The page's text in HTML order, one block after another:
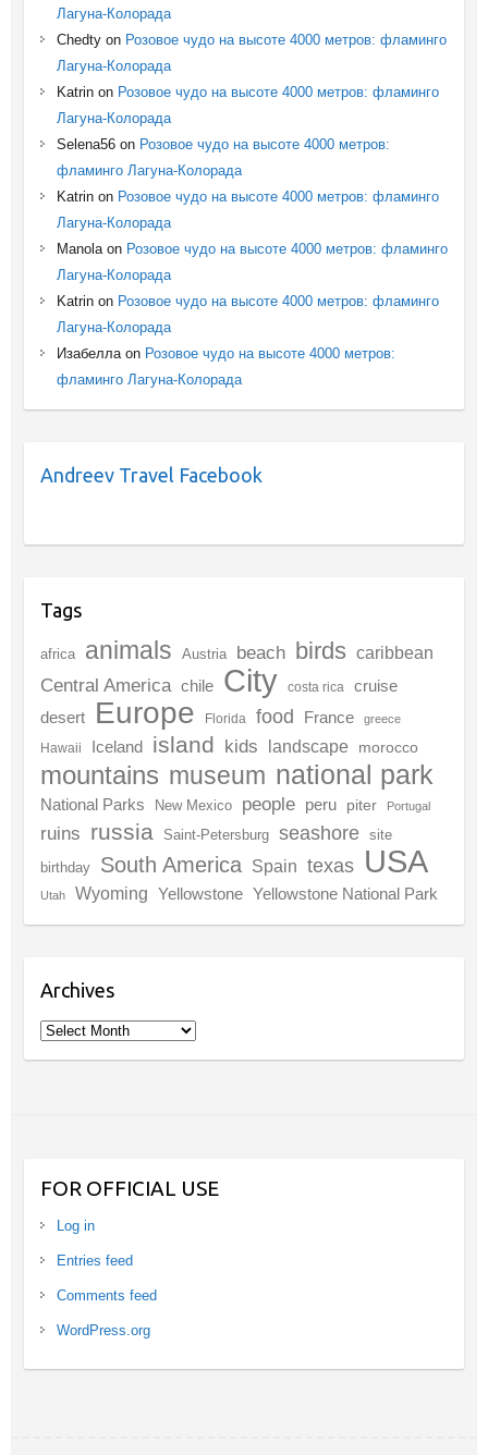
Лагуна-Колорада
Chedtyon Розовое чудо на высоте 4000 метров: фламинго
Лагуна-Колорада
Katrinon Розовое чудо на высоте 4000 метров: фламинго
Лагуна-Колорада
Selena56on Розовое чудо на высоте 4000 метров:
фламинго Лагуна-Колорада
Katrinon Розовое чудо на высоте 4000 метров: фламинго
Лагуна-Колорада
Manolaon Розовое чудо на высоте 4000 метров: фламинго
Лагуна-Колорада
Katrinon Розовое чудо на высоте 4000 метров: фламинго
Лагуна-Колорада
Изабеллаon Розовое чудо на высоте 4000 метров:
фламинго Лагуна-Колорада
Andreev Travel Facebook
Tags
africa animals Austria beach birds caribbean
Central America chile City costa rica cruise
desert Europe Florida food France greece
Hawaii Iceland island kids landscape morocco
mountains museum national park
National Parks New Mexico people peru piter Portugal
ruins russia Saint-Petersburg seashore
site
birthday
South America Spain texas USA
Utah Wyoming Yellowstone Yellowstone National Park
Archives
Archives
FOR OFFICIAL USE
Log in
Entries feed
Comments feed
WordPress.org